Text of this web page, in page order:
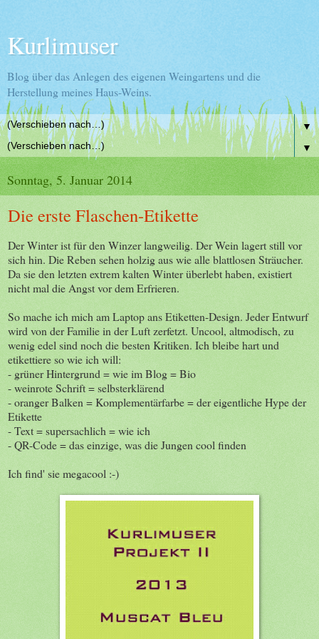
Kurlimuser
Blog über das Anlegen des eigenen Weingartens und die
Herstellung meines Haus-Weins.
▼
▼
Sonntag, 5. Januar 2014
Die erste Flaschen-Etikette
Der Winter ist für den Winzer langweilig. Der Wein lagert still vor
sich hin. Die Reben sehen holzig aus wie alle blattlosen Sträucher.
Da sie den letzten extrem kalten Winter überlebt haben, existiert
nicht mal die Angst vor dem Erfrieren.
So mache ich mich am Laptop ans Etiketten-Design. Jeder Entwurf
wird von der Familie in der Luft zerfetzt. Uncool, altmodisch, zu
wenig edel sind noch die besten Kritiken. Ich bleibe hart und
etikettiere so wie ich will:
- grüner Hintergrund = wie im Blog = Bio
- weinrote Schrift = selbsterklärend
- oranger Balken = Komplementärfarbe = der eigentliche Hype der
Etikette
- Text = supersachlich = wie ich
- QR-Code = das einzige, was die Jungen cool finden
Ich find' sie megacool :-)